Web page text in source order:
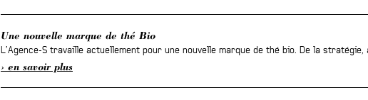
Une nouvelle marque de thé Bio
L’Agence-S travaille actuellement pour une nouvelle marque de thé bio. De la
en savoir plus